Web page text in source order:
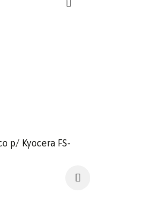
p/ Kyocera FS-